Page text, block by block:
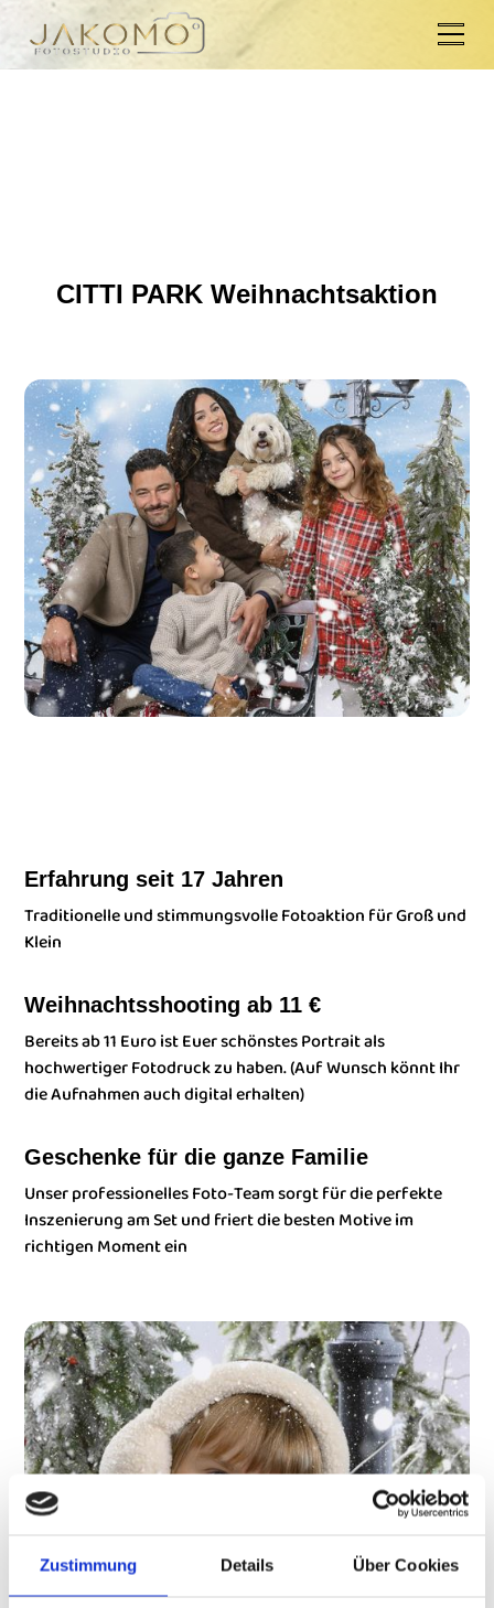
Zustimmung Details Über Cookies
CITTI PARK Weihnachtsaktion
Erfahrung seit 17 Jahren
Traditionelle und stimmungsvolle Fotoaktion für Groß und
Klein
Weihnachtsshooting ab 11 €
Bereits ab 11 Euro ist Euer schönstes Portrait als
hochwertiger Fotodruck zu haben. (Auf Wunsch könnt Ihr
die Aufnahmen auch digital erhalten)
Geschenke für die ganze Familie
Unser professionelles Foto-Team sorgt für die perfekte
Inszenierung am Set und friert die besten Motive im
richtigen Moment ein